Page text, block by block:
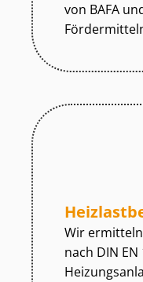
von BAFA
Wir
nach DIN